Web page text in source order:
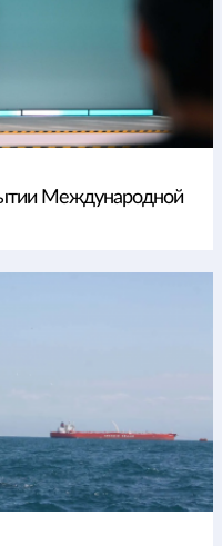
Международной